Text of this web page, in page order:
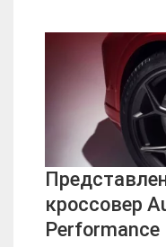
кроссовер
Performance